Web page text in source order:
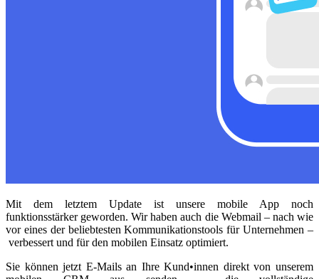
Mit dem letztem Update ist unsere mobile App noch
funktionsstärker geworden. Wir haben auch die Webmail – nach wie
vor eines der beliebtesten Kommunikationstools für Unternehmen –
verbessert und für den mobilen Einsatz optimiert.
Sie können jetzt E-Mails an Ihre Kund•innen direkt von unserem